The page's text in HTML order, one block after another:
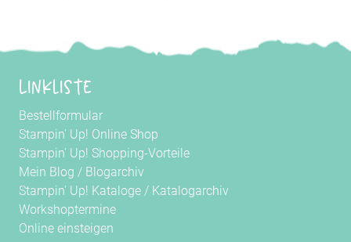
Linkliste
Bestellformular
Stampin' Up! Online Shop
Stampin' Up! Shopping-Vorteile
Mein Blog / Blogarchiv
Stampin' Up! Kataloge / Katalogarchiv
Workshoptermine
Online einsteigen